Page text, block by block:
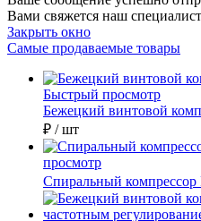
Вами свяжется наш специалист
Закрыть окно
Самые продаваемые товары
Быстрый просмотр
Бежецкий винтовой
₽ / шт
просмотр
Спиральный компрессор